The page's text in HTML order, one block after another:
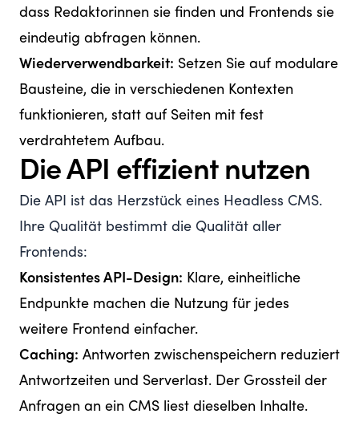
dass Redaktorinnen sie finden und Frontends sie
eindeutig abfragen können.
Wiederverwendbarkeit: Setzen Sie auf modulare
Bausteine, die in verschiedenen Kontexten
funktionieren, statt auf Seiten mit fest
verdrahtetem Aufbau.
Die API effizient nutzen
Die API ist das Herzstück eines Headless CMS.
Ihre Qualität bestimmt die Qualität aller
Frontends:
Konsistentes API-Design: Klare, einheitliche
Endpunkte machen die Nutzung für jedes
weitere Frontend einfacher.
Caching: Antworten zwischenspeichern reduziert
Antwortzeiten und Serverlast. Der Grossteil der
Anfragen an ein CMS liest dieselben Inhalte.